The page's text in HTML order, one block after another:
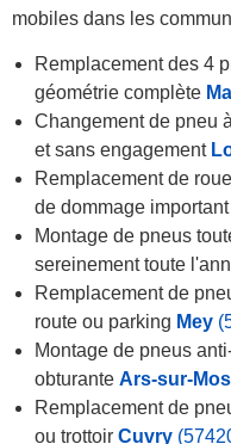
mobiles dans les
Remplacement des 4
géométrie complète
Changement de pneu
et sans engagement
Remplacement de
de dommage important
Montage de pneus
sereinement toute
Remplacement de
route ou parking Mey
Montage de pneus
obturante Ars-sur-
Remplacement de
ou trottoir Cuvry